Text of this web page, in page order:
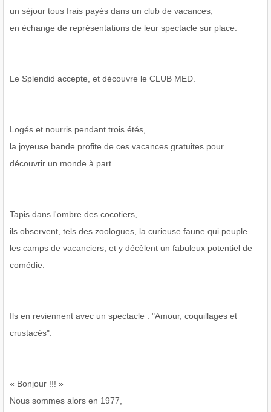
un séjour tous frais payés dans un club de vacances,
en échange de représentations de leur spectacle sur place.
Le Splendid accepte, et découvre le CLUB MED.
Logés et nourris pendant trois étés,
la joyeuse bande profite de ces vacances gratuites pour
découvrir un monde à part.
Tapis dans l'ombre des cocotiers,
ils observent, tels des zoologues, la curieuse faune qui peuple
les camps de vacanciers, et y décèlent un fabuleux potentiel de
comédie.
Ils en reviennent avec un spectacle : "Amour, coquillages et
crustacés".
« Bonjour !!! »
Nous sommes alors en 1977,